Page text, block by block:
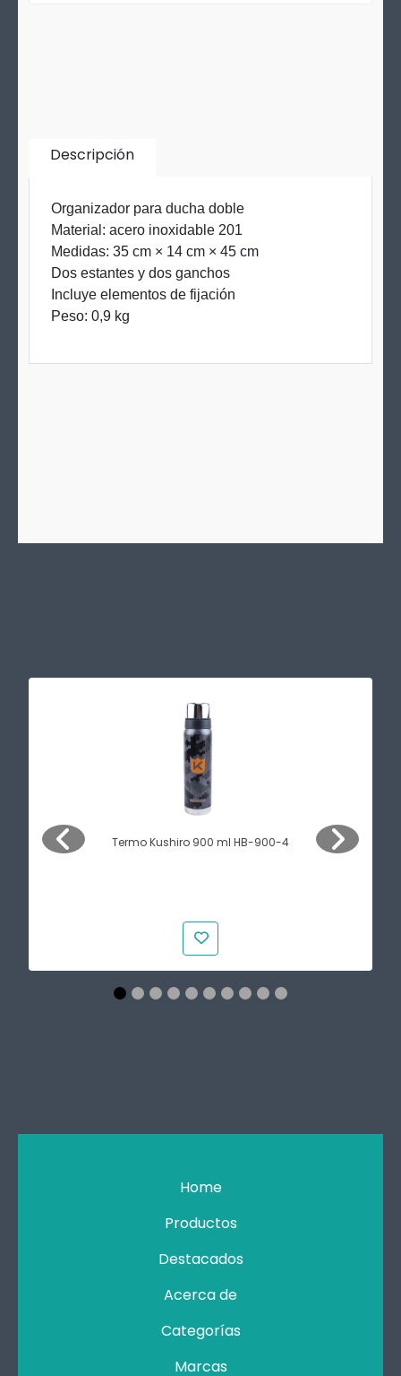
Descripción
Organizador para ducha doble
Material: acero inoxidable 201
Medidas: 35 cm × 14 cm × 45 cm
Dos estantes y dos ganchos
Incluye elementos de fijación
Peso: 0,9 kg
Termo Kushiro 900 ml HB-900-4
Home
Productos
Destacados
Acerca de
Categorías
Marcas